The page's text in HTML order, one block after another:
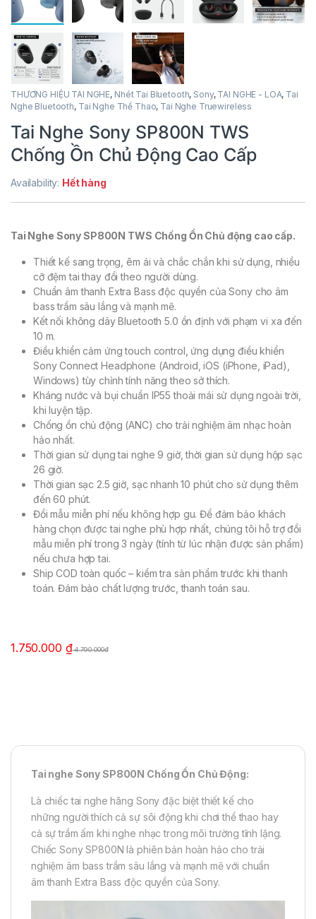
THƯƠNG HIỆU TAI NGHE, Nhét Tai Bluetooth, Sony, TAI NGHE - LOA, Tai
Nghe Bluetooth, Tai Nghe Thể Thao, Tai Nghe Truewireless
Tai Nghe Sony SP800N TWS
Chống Ồn Chủ Động Cao Cấp
Availability: Hết hàng
Tai Nghe Sony SP800N TWS Chống Ồn Chủ động cao cấp.
Thiết kế sang trọng, êm ái và chắc chắn khi sử dụng, nhiều
cỡ đệm tai thay đổi theo người dùng.
Chuẩn âm thanh Extra Bass độc quyền của Sony cho âm
bass trầm sâu lắng và mạnh mẽ.
Kết nối không dây Bluetooth 5.0 ổn định với phạm vi xa đến
10 m.
Điều khiển cảm ứng touch control, ứng dụng điều khiển
Sony Connect Headphone (Android, iOS (iPhone, iPad),
Windows) tùy chỉnh tính năng theo sở thích.
Kháng nước và bụi chuẩn IP55 thoải mái sử dụng ngoài trời,
khi luyện tập.
Chống ồn chủ động (ANC) cho trải nghiệm âm nhạc hoàn
hảo nhất.
Thời gian sử dụng tai nghe 9 giờ, thời gian sử dụng hộp sạc
26 giờ.
Thời gian sạc 2.5 giờ, sạc nhanh 10 phút cho sử dụng thêm
đến 60 phút.
Đổi mẫu miễn phí nếu không hợp gu. Để đảm bảo khách
hàng chọn được tai nghe phù hợp nhất, chúng tôi hỗ trợ đổi
mẫu miễn phí trong 3 ngày (tính từ lúc nhận được sản phẩm)
nếu chưa hợp tai.
Ship COD toàn quốc – kiểm tra sản phẩm trước khi thanh
toán. Đám bảo chất lượng trước, thanh toán sau.
1.750.000 ₫4.790.000đ
Tai nghe Sony SP800N Chống Ồn Chủ Động:
Là chiếc tai nghe hãng Sony đặc biệt thiết kế cho
những người thích cả sự sôi động khi chơi thể thao hay
cả sự trầm ấm khi nghe nhạc trong môi trường tĩnh lặng.
Chiếc Sony SP800N là phiên bản hoàn hảo cho trải
nghiệm âm bass trầm sâu lắng và mạnh mẽ với chuẩn
âm thanh Extra Bass độc quyền của Sony.